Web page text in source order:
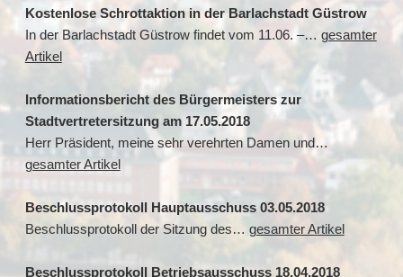
Kostenlose Schrottaktion in der Barlachstadt Güstrow
In der Barlachstadt Güstrow findet vom 11.06. –… gesamter
Artikel
Informationsbericht des Bürgermeisters zur
Stadtvertretersitzung am 17.05.2018
Herr Präsident, meine sehr verehrten Damen und…
gesamter Artikel
Beschlussprotokoll Hauptausschuss 03.05.2018
Beschlussprotokoll der Sitzung des… gesamter Artikel
Beschlussprotokoll Betriebsausschuss 18.04.2018